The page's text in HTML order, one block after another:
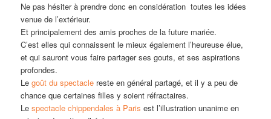
Ne pas hésiter à prendre donc en considération toutes les idées
venue de l’extérieur.
Et principalement des amis proches de la future mariée.
C’est elles qui connaissent le mieux également l’heureuse élue,
et qui sauront vous faire partager ses gouts, et ses aspirations
profondes.
Legoût du spectacle reste en général partagé, et il y a peu de
chance que certaines filles y soient réfractaires.
Lespectacle chippendales à Paris est l’illustration unanime en